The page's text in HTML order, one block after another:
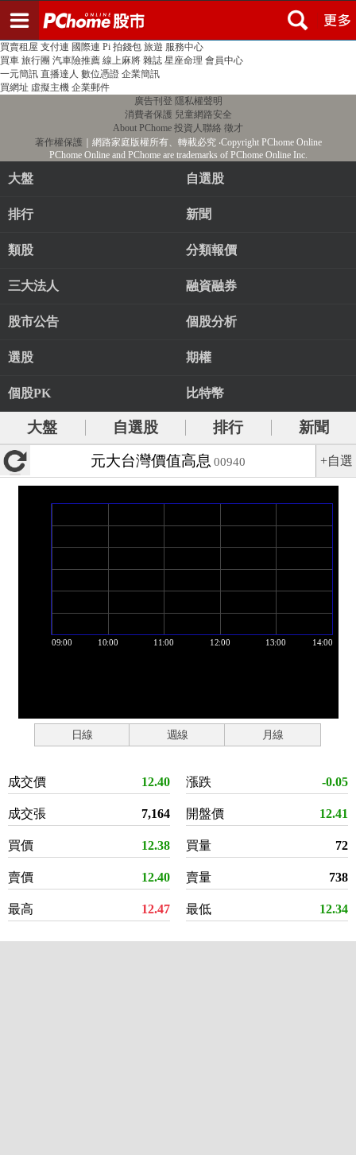
PChome首頁 線上購物 24h購物 書店
買賣租屋 支付連 國際連 Pi 拍錢包 旅遊 服務中心
買車 旅行團 汽車險推薦 線上麻將 雜誌 星座命理 會員中心
一元簡訊 直播達人 數位憑證 企業簡訊
買網址 虛擬主機 企業郵件
廣告刊登 隱私權聲明
消費者保護 兒童網路安全
About PChome 投資人聯絡 徵才
著作權保護 ｜網路家庭版權所有、轉載必究‧Copyright PChome Online
PChome Online and PChome are trademarks of PChome Online Inc.
大盤 自選股
排行 新聞
類股 分類報價
三大法人 融資融券
股市公告 個股分析
選股 期權
個股PK 比特幣
大盤 自選股 排行
新聞
元大台灣價值高息 00940 +自選
日線 週線 月線
成交價 12.40
成交張 7,164
買價 12.38
賣價 12.40
最高 12.47
漲跌 -0.05
開盤價 12.41
買量 72
賣量 738
最低 12.34